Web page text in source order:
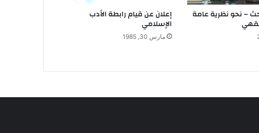
ع
ا
ا
– نحو نظرية عامة إعلان عن قيام رابطة الأدب
الإسلامي
مارس 30, 1985